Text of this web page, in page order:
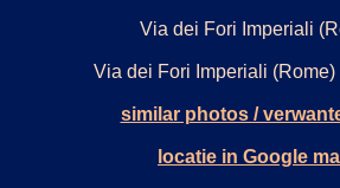
Via dei Fori Imperiali
Via dei Fori Imperiali
similar photos /
locatie in Google